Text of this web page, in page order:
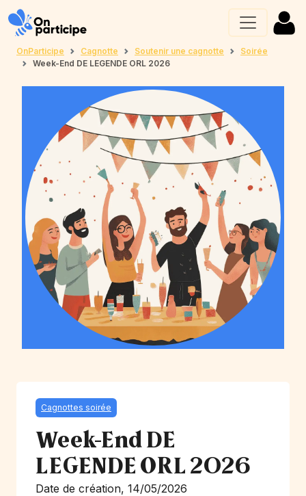
OnParticipe Cagnotte Soutenir une cagnotte
Soirée
Week-End DE LEGENDE ORL 2026
Cagnottes soirée
Week-End DE
LEGENDE ORL 2026
Date de création, 14/05/2026